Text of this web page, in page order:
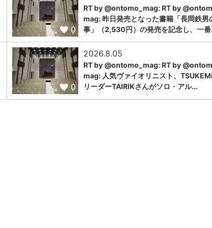
0
RT by @ontomo_mag: RT by
mag: 昨日発売となった書籍「長岡鉄男
事」（2,530円）の発売を記念し、一番
0
2026.8.05
RT by @ontomo_mag: RT by
mag: 人気ヴァイオリニスト、
リーダーTAIRIKさんがソロ・アル...